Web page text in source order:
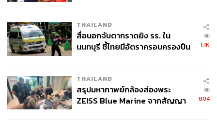
THAILAND
สื่อนอกจับตากราดยิง รร. ใน
นนทบุรี ชี้ไทยมีอัตราครอบครองปืน
1.1K
THAILAND
สรุปมหากาพย์กล้องส่องพระ
ZEISS Blue Marine จากสัญญา
804